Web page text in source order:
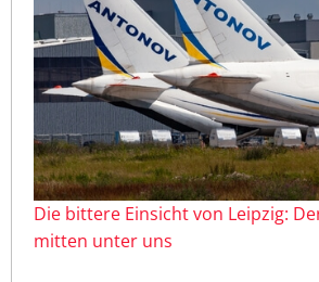
Die bittere Einsicht von Leipzig:
mitten unter uns